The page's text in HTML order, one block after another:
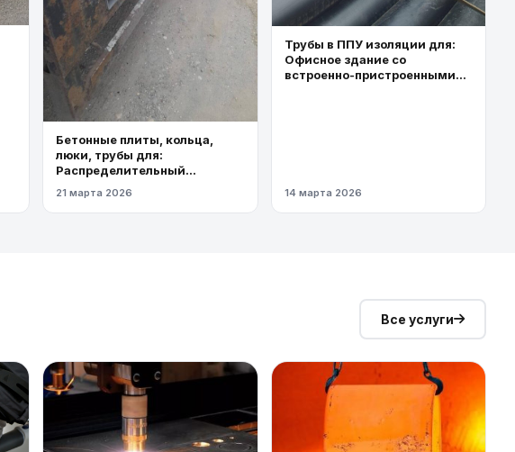
Бетонные плиты, кольца,
люки, трубы для:
Распределительный
газопровод высокого
давления
21 марта 2026
Трубы в ППУ изоляции для:
Офисное здание со
встроенно-пристроенными
14 марта 2026
Все услуги